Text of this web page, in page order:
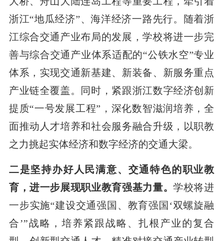
浙江“地瓜经济”、海洋经济一路先行。随着浙
江综合交通产业布局的发展，学校将进一步完
善与综合交通产业体系适配的“公铁水空”专业
体系，实现交通新基建、新装备、新服务重点
产业链全覆盖。同时，紧跟浙江数字经济创新
提质“一号发展工程”，深化数智滋润培养，全
面推动人才培养和社会服务融合升级，以职教
之力挑起实体经济和数字经济的交通大梁。
二是坚持办好人民满意、交通特色的职业教
育，进一步展现职业教育强基力量。学校将进
一步实施“建设交通强国、教育强国‘双螺旋融
合’”战略，培养紧跟战略、扎根产业的复合